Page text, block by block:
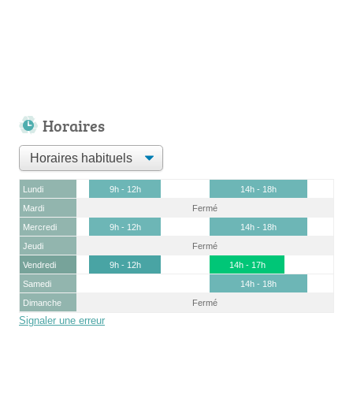
Horaires
Lundi 9h - 12h
14h - 18h
Mardi
Fermé
Mercredi
9h - 12h
14h - 18h
Jeudi
Fermé
Vendredi
9h - 12h
14h - 17h
Samedi
14h - 18h
Dimanche
Fermé
Signaler une erreur